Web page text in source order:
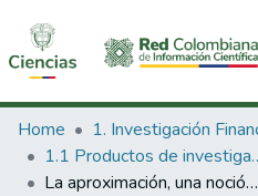
Communities & Collections
All of DSpace
Home
1.1
La aproximación, una noción básica en el cálculo : un estudio en la educación básica